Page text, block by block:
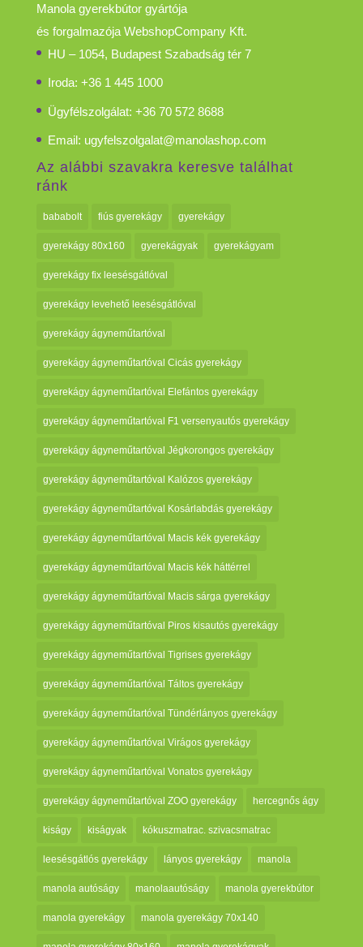
Manola gyerekbútor gyártója
és forgalmazója WebshopCompany Kft.
HU – 1054, Budapest Szabadság tér 7
Iroda: +36 1 445 1000
Ügyfélszolgálat: +36 70 572 8688
Email: ugyfelszolgalat@manolashop.com
Az alábbi szavakra keresve találhat
ránk
bababolt fiús gyerekágy gyerekágy
gyerekágy 80x160 gyerekágyak gyerekágyam
gyerekágy fix leesésgátlóval
gyerekágy levehető leesésgátlóval
gyerekágy ágyneműtartóval
gyerekágy ágyneműtartóval Cicás gyerekágy
gyerekágy ágyneműtartóval Elefántos gyerekágy
gyerekágy ágyneműtartóval F1 versenyautós gyerekágy
gyerekágy ágyneműtartóval Jégkorongos gyerekágy
gyerekágy ágyneműtartóval Kalózos gyerekágy
gyerekágy ágyneműtartóval Kosárlabdás gyerekágy
gyerekágy ágyneműtartóval Macis kék gyerekágy
gyerekágy ágyneműtartóval Macis kék háttérrel
gyerekágy ágyneműtartóval Macis sárga gyerekágy
gyerekágy ágyneműtartóval Piros kisautós gyerekágy
gyerekágy ágyneműtartóval Tigrises gyerekágy
gyerekágy ágyneműtartóval Táltos gyerekágy
gyerekágy ágyneműtartóval Tündérlányos gyerekágy
gyerekágy ágyneműtartóval Virágos gyerekágy
gyerekágy ágyneműtartóval Vonatos gyerekágy
gyerekágy ágyneműtartóval ZOO gyerekágy hercegnős ágy
kiságy kiságyak kókuszmatrac. szivacsmatrac
leesésgátlós gyerekágy lányos gyerekágy manola
manola autóságy manolaautóságy manola gyerekbútor
manola gyerekágy manola gyerekágy 70x140